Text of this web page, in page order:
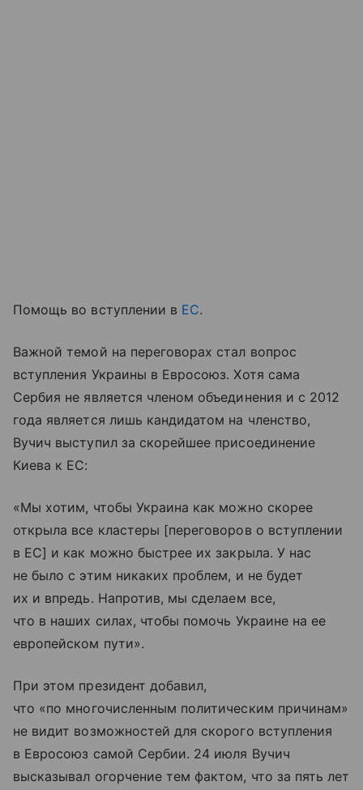
Помощь во вступлении в ЕС.
Важной темой на переговорах стал вопрос
вступления Украины в Евросоюз. Хотя сама
Сербия не является членом объединения и с 2012
года является лишь кандидатом на членство,
Вучич выступил за скорейшее присоединение
Киева к ЕС:
«Мы хотим, чтобы Украина как можно скорее
открыла все кластеры [переговоров о вступлении
в ЕС] и как можно быстрее их закрыла. У нас
не было с этим никаких проблем, и не будет
их и впредь. Напротив, мы сделаем все,
что в наших силах, чтобы помочь Украине на ее
европейском пути».
При этом президент добавил,
что «по многочисленным политическим причинам»
не видит возможностей для скорого вступления
в Евросоюз самой Сербии. 24 июля Вучич
высказывал огорчение тем фактом, что за пять лет